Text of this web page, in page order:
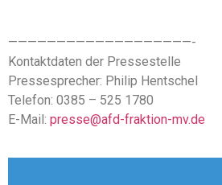
———————————————————-
Kontaktdaten der Pressestelle
Pressesprecher: Philip Hentschel
Telefon: 0385 – 525 1780
E-Mail: presse@afd-fraktion-mv.de